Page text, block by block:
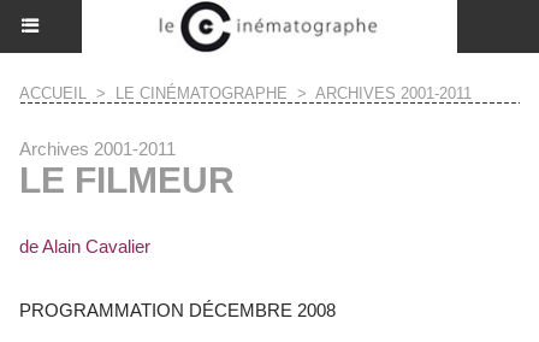
ACCUEIL > LE CINÉMATOGRAPHE > ARCHIVES 2001-2011
Archives 2001-2011
LE FILMEUR
de Alain Cavalier
PROGRAMMATION DÉCEMBRE 2008